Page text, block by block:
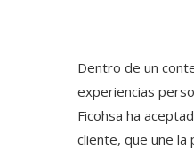
Dentro de un
experiencias
Ficohsa ha
cliente, que une la